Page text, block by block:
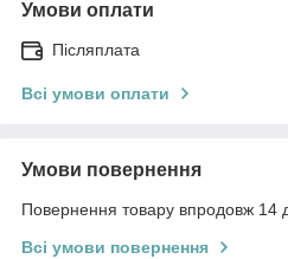
Умови оплати
Післяплата
Всі умови оплати
Умови повернення
Повернення товару впродовж 14
Всі умови повернення